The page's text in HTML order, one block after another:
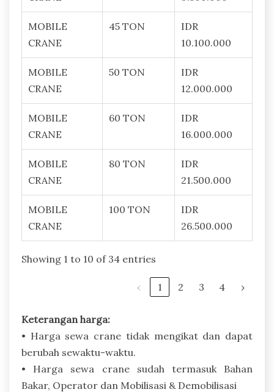
MOBILE
CRANE
45 TON
IDR
10.100.000
MOBILE
CRANE
50 TON
IDR
12.000.000
MOBILE
CRANE
60 TON
IDR
16.000.000
MOBILE
CRANE
80 TON
IDR
21.500.000
MOBILE
CRANE
100 TON
IDR
26.500.000
Showing 1 to 10 of 34 entries
‹ 1 2 3 4 ›
Keterangan harga:
• Harga sewa crane tidak mengikat dan dapat
berubah sewaktu-waktu.
• Harga sewa crane sudah termasuk Bahan
Bakar, Operator dan Mobilisasi & Demobilisasi